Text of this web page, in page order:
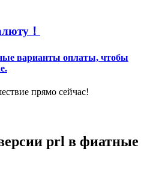
прибыльным
！
варианты оплаты, чтобы
прямо сейчас!
prl в фиатные